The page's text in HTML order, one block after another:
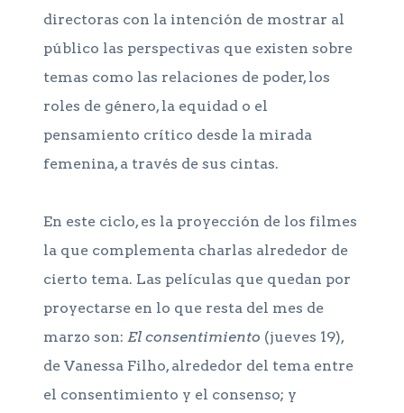
directoras con la intención de mostrar al
público las perspectivas que existen sobre
temas como las relaciones de poder, los
roles de género, la equidad o el
pensamiento crítico desde la mirada
femenina, a través de sus cintas.
En este ciclo, es la proyección de los filmes
la que complementa charlas alrededor de
cierto tema. Las películas que quedan por
proyectarse en lo que resta del mes de
marzo son: El consentimiento (jueves 19),
de Vanessa Filho, alrededor del tema entre
el consentimiento y el consenso; y